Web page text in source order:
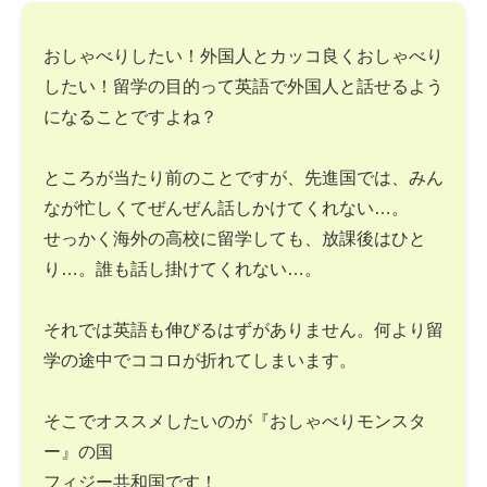
おしゃべりしたい！外国人とカッコ良くおしゃべり
したい！留学の目的って英語で外国人と話せるよう
になることですよね？
ところが当たり前のことですが、先進国では、みん
なが忙しくてぜんぜん話しかけてくれない…。
せっかく海外の高校に留学しても、放課後はひと
り…。誰も話し掛けてくれない…。
それでは英語も伸びるはずがありません。何より留
学の途中でココロが折れてしまいます。
そこでオススメしたいのが『おしゃべりモンスタ
ー』の国
フィジー共和国です！